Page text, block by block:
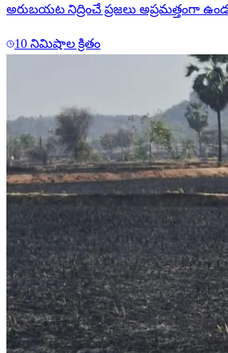
అరుబయట నిద్రించే ప్రజలు అప్రమత్తంగా
10 నిమిషాల క్రితం